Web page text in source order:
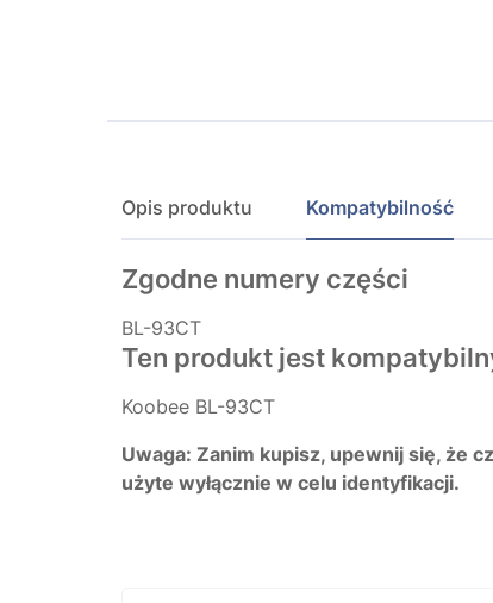
Opis produktu Kompatybilność
Zgodne numery części
BL-93CT
Ten produkt jest
Koobee BL-93CT
Uwaga: Zanim kupisz, upewnij się, że
użyte wyłącznie w celu identyfikacji.